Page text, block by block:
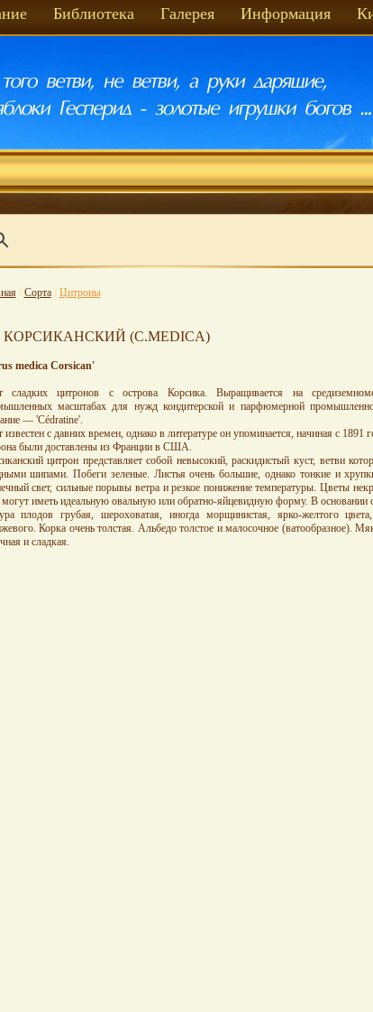
Библиотека Галерея Информация
/ Сорта/ Цитроны
КОРСИКАНСКИЙ (C.MEDICA)
medica Corsican'
сладких цитронов с острова Корсика. Выращивается на
масштабах для нужд кондитерской и парфюмерной
— 'Cédratine'.
известен с давних времен, однако в литературе он упоминается, начиная с 1891
были доставлены из Франции в США.
цитрон представляет собой невысокий, раскидистый куст, ветви
шипами. Побеги зеленые. Листья очень большие, однако тонкие и
свет, сильные порывы ветра и резкое понижение температуры. Цветы
иметь идеальную овальную или обратно-яйцевидную форму. В основании
плодов грубая, шероховатая, иногда морщинистая, ярко-желтого
Корка очень толстая. Альбедо толстое и малосочное (ватообразное).
и сладкая.